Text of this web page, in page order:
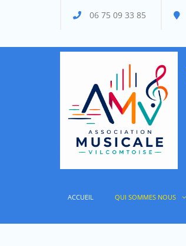
06 75 09 33 85
ACCUEIL QUI SOMMES NOUS